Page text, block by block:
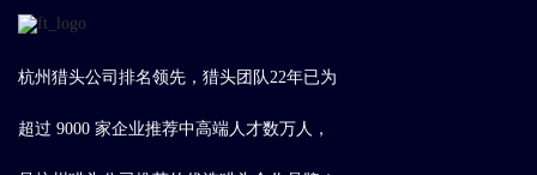
杭州猎头公司排名领先，猎头团队22年已为
超过 9000 家企业推荐中高端人才数万人，